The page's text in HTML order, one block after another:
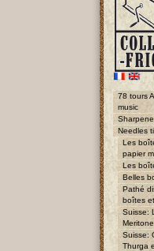
78 tours
music
Needles
Les
papier
Les
Belles
Pathé
boîtes
Suisse:
Meritone
Suisse:
Thurga